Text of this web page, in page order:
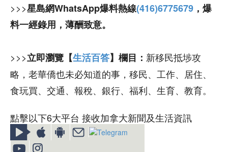
>>>星島網WhatsApp爆料熱線(416)6775679 ，爆
料一經錄用，薄酬致意。
>>>立即瀏覽【生活百答】欄目： 新移民抵埗攻
略，老華僑也未必知道的事，移民、工作、居住、
食玩買、交通、報稅、銀行、福利、生育、教育。
點擊以下6大平台 接收加拿大新聞及生活資訊